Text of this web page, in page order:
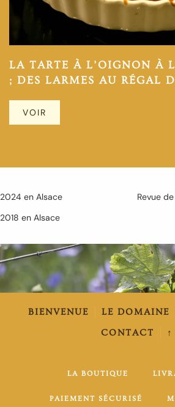
LA TARTE À L’OIGNON À
; DES LARMES AU RÉGAL
VOIR
2024 en Alsace
Revue
2018 en Alsace
BIENVENUE LE DOMAINE
CONTACT
↑
LA BOUTIQUE
PAIEMENT SÉCURISÉ